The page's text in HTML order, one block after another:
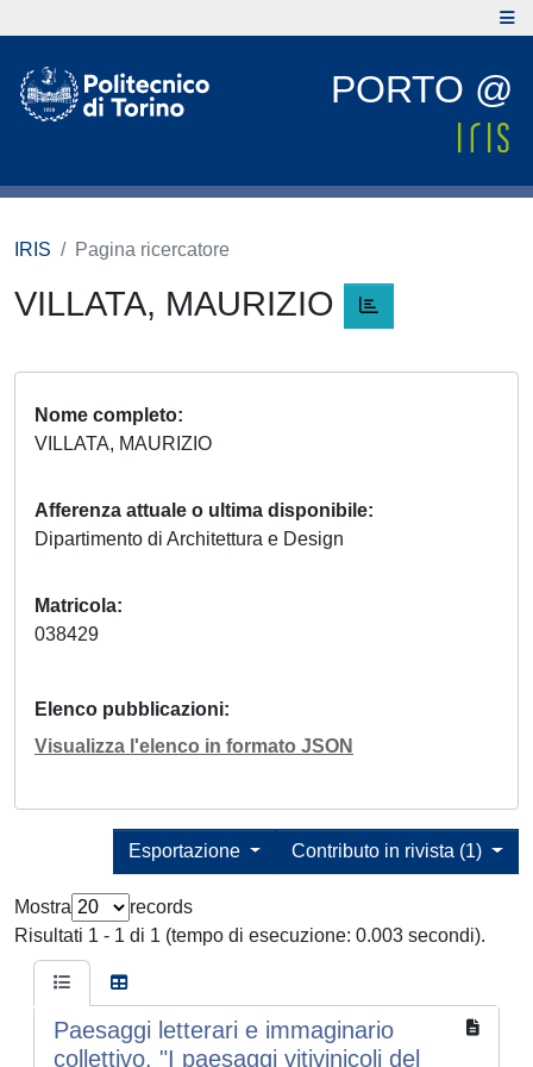
PORTO @
IRIS Pagina ricercatore
VILLATA, MAURIZIO
Nome completo
VILLATA, MAURIZIO
Afferenza attuale o ultima disponibile
Dipartimento di Architettura e Design
Matricola
038429
Elenco pubblicazioni
Visualizza l'elenco in formato JSON
Contributo in rivista (1)
Esportazione
Mostra
records
Risultati 1 - 1 di 1 (tempo di esecuzione: 0.003 secondi).
Paesaggi letterari e immaginario
collettivo. "I paesaggi vitivinicoli del